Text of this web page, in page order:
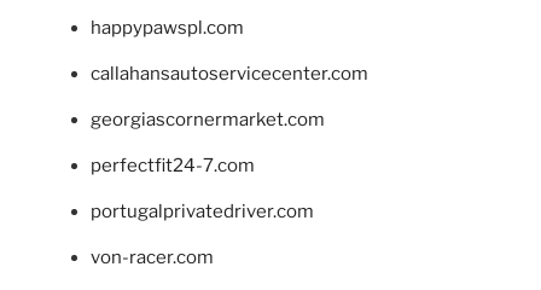
happypawspl.com
callahansautoservicecenter.com
georgiascornermarket.com
perfectfit24-7.com
portugalprivatedriver.com
von-racer.com